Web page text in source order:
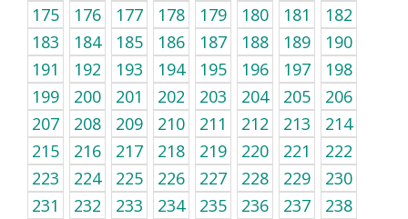
175
176 177 178 179 180 181
182
183
184 185 186 187 188 189
190
191
192 193 194 195 196 197
198
199
200 201 202 203 204 205
206
207
208 209 210 211 212 213
214
215
216 217 218 219 220 221
222
223
224 225 226 227 228 229
230
231
232 233 234 235 236 237
238